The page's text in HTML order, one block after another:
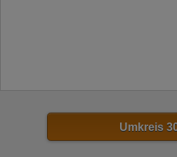
Antworten auf Umfragen
Ort der Verarbeitung:
Umkreis